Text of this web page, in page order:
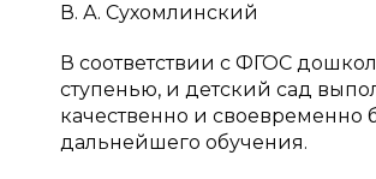
В. А. Сухомлинский
В соответствии с ФГОС
ступенью, и детский сад
качественно и своевременно
дальнейшего обучения.